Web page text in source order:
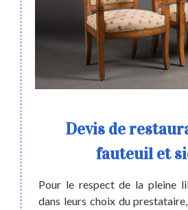
jour
Devis de
fauteuil et
Pour le respect de la pleine
dans leurs choix du